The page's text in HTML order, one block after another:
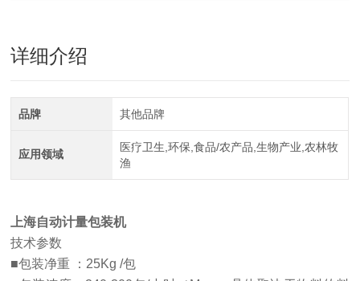
详细介绍
品牌 其他品牌
应用领域
医疗卫生,环保,食品/农产品,生物产业,农林牧
渔
上海自动计量包装机
技术参数
■包装净重 ：25Kg /包